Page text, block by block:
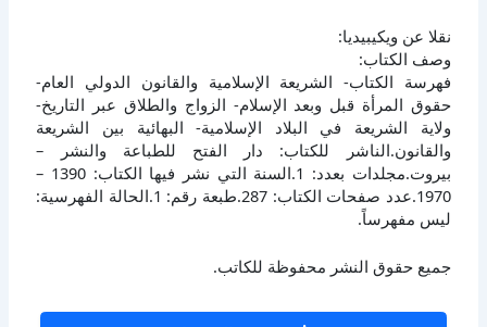
نقلا عن ويكيبيديا:
وصف الكتاب:
فهرسة الكتاب- الشريعة الإسلامية والقانون الدولي العام-
حقوق المرأة قبل وبعد الإسلام- الزواج والطلاق عبر التاريخ-
ولاية الشريعة في البلاد الإسلامية- البهائية بين الشريعة
والقانون.الناشر للكتاب: دار الفتح للطباعة والنشر –
بيروت.مجلدات بعدد: 1.السنة التي نشر فيها الكتاب: 1390 –
1970.عدد صفحات الكتاب: 287.طبعة رقم: 1.الحالة الفهرسية:
ليس مفهرساً.
جميع حقوق النشر محفوظة للكاتب.